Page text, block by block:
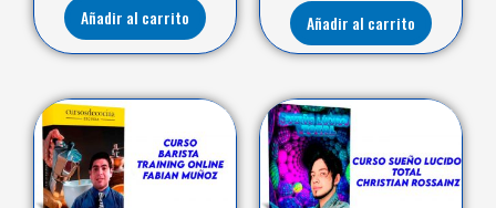
Añadir al carrito Añadir al carrito